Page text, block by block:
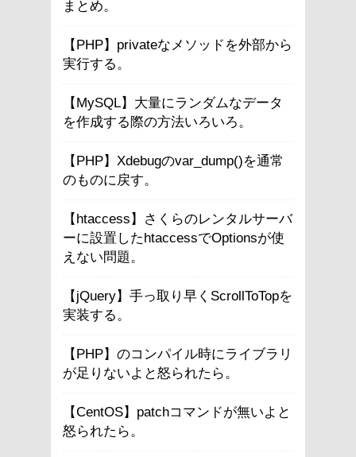
まとめ。
【PHP】privateなメソッドを外部から
実行する。
【MySQL】大量にランダムなデータ
を作成する際の方法いろいろ。
【PHP】Xdebugのvar_dump()を通常
のものに戻す。
【htaccess】さくらのレンタルサーバ
ーに設置したhtaccessでOptionsが使
えない問題。
【jQuery】手っ取り早くScrollToTopを
実装する。
【PHP】のコンパイル時にライブラリ
が足りないよと怒られたら。
【CentOS】patchコマンドが無いよと
怒られたら。